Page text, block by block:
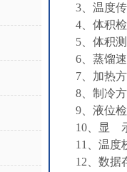
3、温度
4、体积
5、体积
6、蒸馏
7、加热
8、制冷
9、液位
10、显
11、温度
12、数据